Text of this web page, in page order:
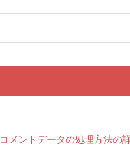
コメントデータの処理方法の